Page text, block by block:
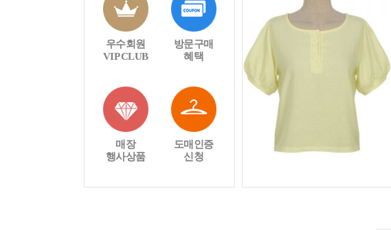
우수회원
VIP CLUB
방문구매
혜택
매장
행사상품
도매인증
신청